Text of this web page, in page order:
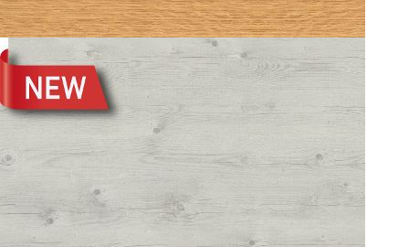
TIMBER WHITE 0232